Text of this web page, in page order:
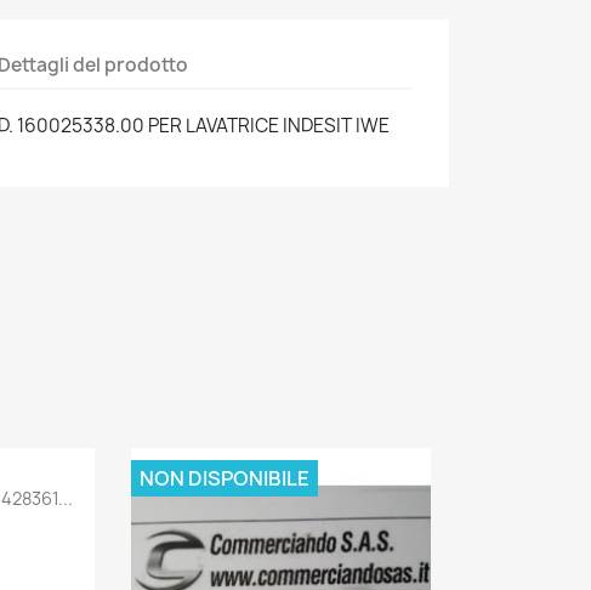
Dettagli del prodotto
160025338.00 PER LAVATRICE INDESIT IWE
NON DISPONIBILE